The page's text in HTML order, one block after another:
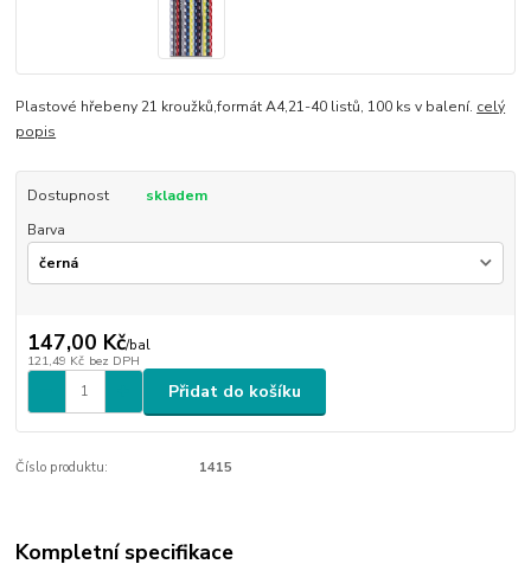
Plastové hřebeny 21 kroužků,formát A4,21-40 listů, 100 ks v balení. celý
popis
Dostupnost
skladem
Barva
147,00 Kč/bal
121,49 Kč bez DPH
Přidat do košíku
Číslo produktu: 1415
Kompletní specifikace